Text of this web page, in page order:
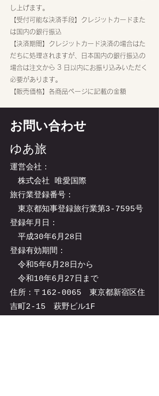
し上げます。
【受付可能な決済手段】クレジットカードまた
は国内の銀行振込
【決済期間】クレジットカード決済の場合はた
だちに処理されますが、日本国内の銀行振込の
場合は注文から 3 日以内にお振り込みいただく
必要があります。
【販売価格】各商品ページに記載の金額
お問い合わせ
ゆあ旅
運営会社：
株式会社 唯愛国際
旅行業登録番号：
東京都知事登録旅行業第3-7595号
登録年月日：
平成30年6月28日
登録有効期間：
令和5年6月28日から
令和10年6月27日まで
住所： 〒162-0065 東京都新宿区住
吉町2-15 萩野ビル1F